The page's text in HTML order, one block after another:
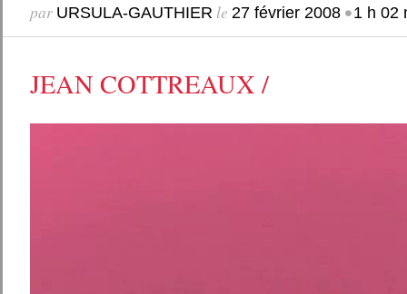
par URSULA-GAUTHIER le 27 février 2008•1 h 02
JEAN COTTREAUX /